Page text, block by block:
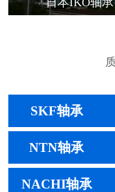
日本IKO轴承
SKF轴承
NTN轴承
NACHI轴承